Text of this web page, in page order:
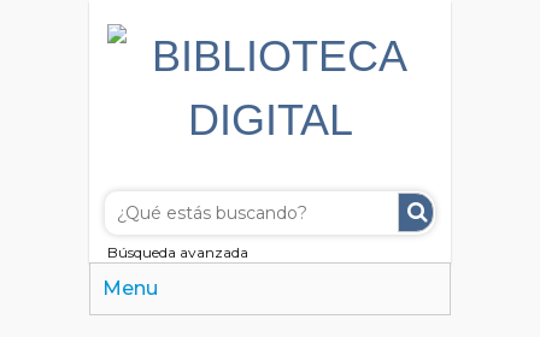
Búsqueda avanzada
Menu